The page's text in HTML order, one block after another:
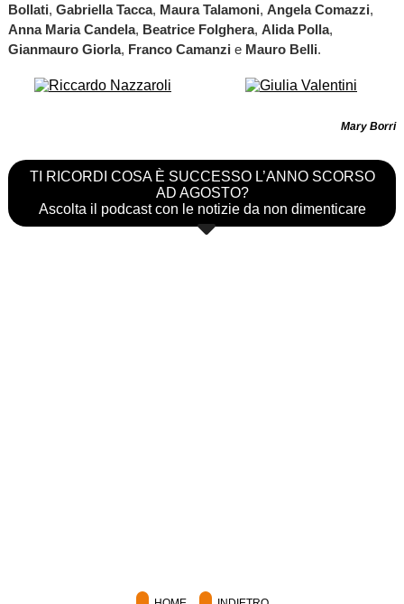
Bollati, Gabriella Tacca, Maura Talamoni, Angela Comazzi,
Anna Maria Candela, Beatrice Folghera, Alida Polla,
Gianmauro Giorla, Franco Camanzi eMauro Belli.
Mary Borri
TI RICORDI COSA È SUCCESSO L’ANNO SCORSO
AD AGOSTO?
Ascolta il podcast con le notizie da non dimenticare